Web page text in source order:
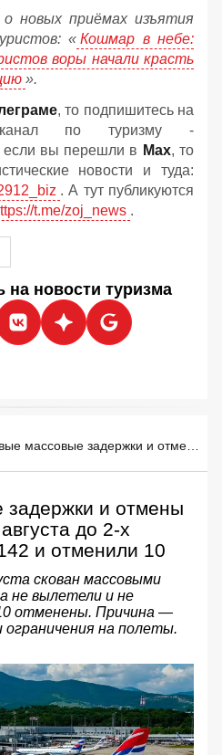
новых приёмах изъятия
« Кошмар в небе:
воры начали красть
».
, то подпишитесь на
по туризму -
вы перешли в Мах, то
новости и туда:
. А тут публикуются
t.me/zoj_news .
на новости туризма
и отмены
до 2-х
и отменили 10
скован массовыми
не вылетели и не
отменены. Причина —
на полеты.